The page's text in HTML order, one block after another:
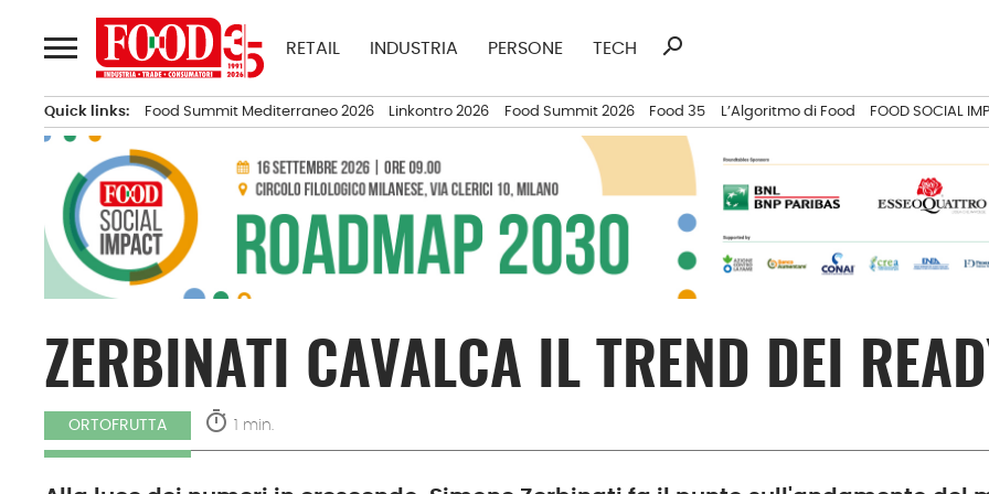
al
contenuto
RETAIL INDUSTRIA PERSONE TECH
Ricerca
search
Quick links: Food Summit Mediterraneo 2026 Linkontro 2026 Food Summit 2026 Food 35 L’Algoritmo di Food FOOD SOCIAL
ZERBINATI CAVALCA IL TREND DEI
ORTOFRUTTA timer 1 min.